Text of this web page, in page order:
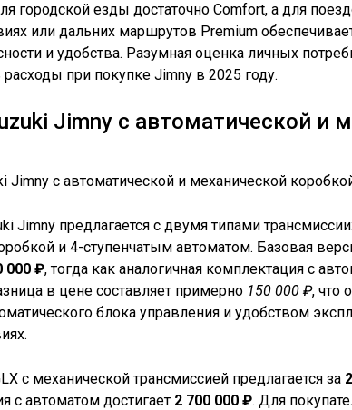
городской езды достаточно Comfort, а для
или дальних маршрутов Premium
и удобства. Разумная оценка личных
при покупке Jimny в 2025 году.
Jimny с автоматической и
Jimny предлагается с двумя типами
и 4-ступенчатым автоматом. Базовая
000 ₽, тогда как аналогичная комплектация с
в цене составляет примерно 150 000 ₽, что
блока управления и удобством
с механической трансмиссией предлагается за
с автоматом достигает 2 700 000 ₽. Для